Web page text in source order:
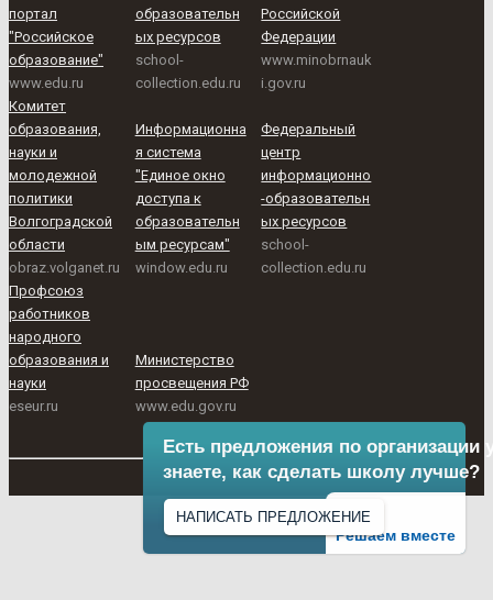
портал
"Российское
образование"
www.edu.ru
образовательн
ых ресурсов
school-
collection.edu.ru
Российской
Федерации
www.minobrnauk
i.gov.ru
Комитет
образования,
науки и
молодежной
политики
Волгоградской
области
obraz.volganet.ru
Информационна
я система
"Единое окно
доступа к
образовательн
ым ресурсам"
window.edu.ru
Федеральный
центр
информационно
-образовательн
ых ресурсов
school-
collection.edu.ru
Профсоюз
работников
народного
образования и
науки
eseur.ru
Министерство
просвещения РФ
www.edu.gov.ru
Решаем вместе
Есть предложения по организации
знаете, как сделать школу лучше?
НАПИСАТЬ ПРЕДЛОЖЕНИЕ